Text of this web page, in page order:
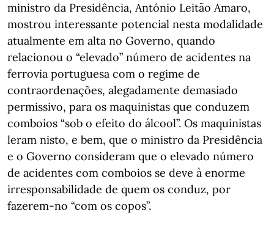
ministro da Presidência, António Leitão Amaro,
mostrou interessante potencial nesta modalidade
atualmente em alta no Governo, quando
relacionou o “elevado” número de acidentes na
ferrovia portuguesa com o regime de
contraordenações, alegadamente demasiado
permissivo, para os maquinistas que conduzem
comboios “sob o efeito do álcool”. Os maquinistas
leram nisto, e bem, que o ministro da Presidência
e o Governo consideram que o elevado número
de acidentes com comboios se deve à enorme
irresponsabilidade de quem os conduz, por
fazerem-no “com os copos”.